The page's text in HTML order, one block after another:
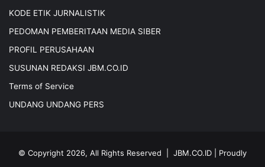
KODE ETIK JURNALISTIK
PEDOMAN PEMBERITAAN MEDIA SIBER
PROFIL PERUSAHAAN
SUSUNAN REDAKSI JBM.CO.ID
Terms of Service
UNDANG UNDANG PERS
© Copyright 2026, All Rights Reserved | JBM.CO.ID | Proudly